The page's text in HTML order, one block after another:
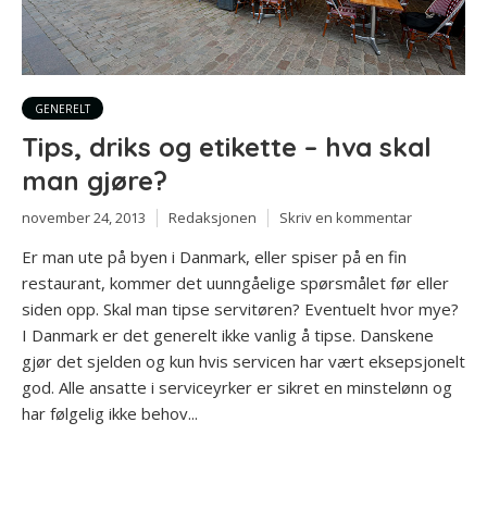
GENERELT
Tips, driks og etikette – hva skal
man gjøre?
november 24, 2013 Redaksjonen Skriv en kommentar
Er man ute på byen i Danmark, eller spiser på en fin
restaurant, kommer det uunngåelige spørsmålet før eller
siden opp. Skal man tipse servitøren? Eventuelt hvor mye?
I Danmark er det generelt ikke vanlig å tipse. Danskene
gjør det sjelden og kun hvis servicen har vært eksepsjonelt
god. Alle ansatte i serviceyrker er sikret en minstelønn og
har følgelig ikke behov...